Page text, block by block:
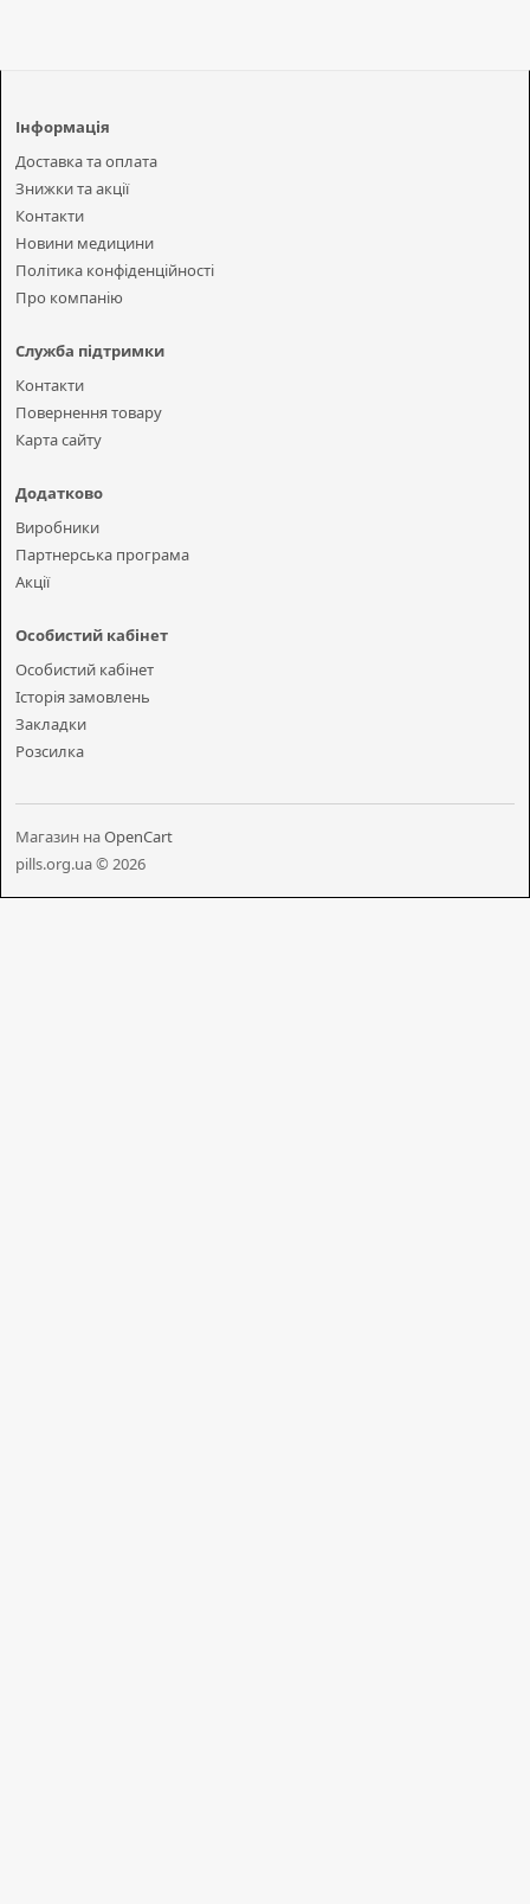
Інформація
Доставка та оплата
Знижки та акції
Контакти
Новини медицини
Політика конфіденційності
Про компанію
Служба підтримки
Контакти
Повернення товару
Карта сайту
Додатково
Виробники
Партнерська програма
Акції
Особистий кабінет
Особистий кабінет
Історія замовлень
Закладки
Розсилка
Магазин наOpenCart
pills.org.ua © 2026